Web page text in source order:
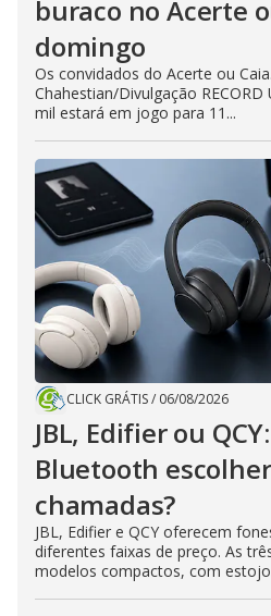
buraco no Acerte
domingo
Os convidados do Acerte ou
Chahestian/Divulgação
mil estará em jogo para 11...
CLICK GRÁTIS/ 06/08/2026
JBL, Edifier ou
Bluetooth
chamadas?
JBL, Edifier e QCY oferecem
diferentes faixas de preço. As
modelos compactos, com